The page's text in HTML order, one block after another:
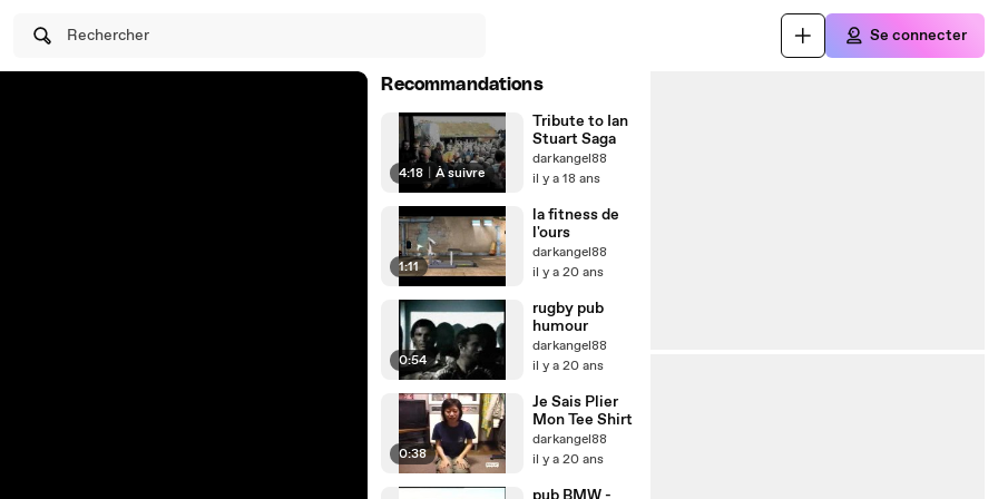
Rechercher Se connecter
Recommandations
4:18 À suivre
Tribute to Ian
Stuart Saga
darkangel88
il y a 18 ans
1:11
la fitness de
l'ours
darkangel88
il y a 20 ans
0:54
rugby pub
humour
darkangel88
il y a 20 ans
0:38
Je Sais Plier
Mon Tee Shirt
darkangel88
il y a 20 ans